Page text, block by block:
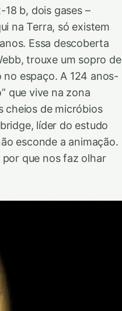
b, dois gases –
na Terra, só existem
Essa descoberta
trouxe um sopro de
espaço. A 124 anos-
que vive na zona
cheios de micróbios
líder do estudo
esconde a animação.
que nos faz olhar